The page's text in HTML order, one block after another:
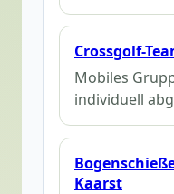
Crossgolf-
Mobiles
individuell
Kaarst